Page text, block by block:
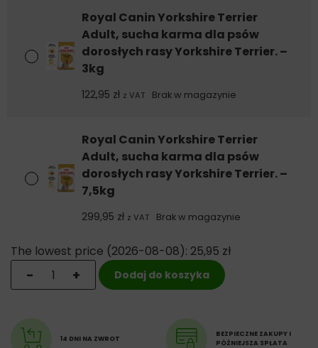
Royal Canin Yorkshire Terrier
Adult, sucha karma dla psów
dorosłych rasy Yorkshire Terrier. –
3kg
122,95 zł z VAT Brak w magazynie
Royal Canin Yorkshire Terrier
Adult, sucha karma dla psów
dorosłych rasy Yorkshire Terrier. –
7,5kg
299,95 zł z VAT Brak w magazynie
The lowest price (2026-08-08): 25,95 zł
ilość Royal Canin Yorkshire Terrier Adult, sucha
+
- Dodaj do koszyka
14 DNI NA ZWROT
BEZPIECZNE ZAKUPY I
PÓŹNIEJSZA SPŁATA